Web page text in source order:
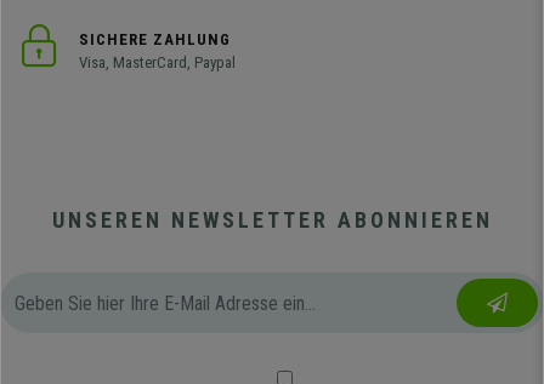
SICHERE ZAHLUNG
Visa, MasterCard, Paypal
UNSEREN NEWSLETTER ABONNIEREN